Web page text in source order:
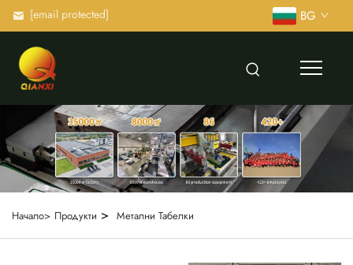
[email protected] BG
Начало> Продукти > Метални Табелки